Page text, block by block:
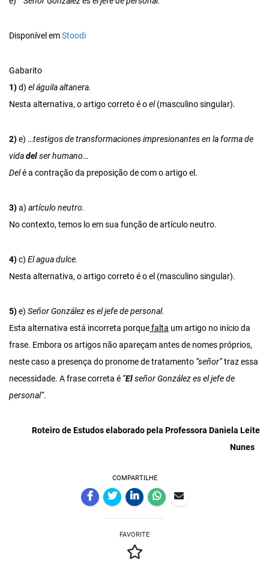
Disponível emStoodi
Gabarito
1)d) el águila altanera.
Nesta alternativa, o artigo correto é oel(masculino singular).
2)e) …testigos de transformaciones impresionantes en la forma de
vidadelser humano…
Delé a contração da preposição de com o artigo el.
3)a) artículo neutro.
No contexto, temos lo em sua função de artículo neutro.
4)c) El agua dulce.
Nesta alternativa, o artigo correto é o el (masculino singular).
5)e) Señor González es el jefe de personal.
Esta alternativa está incorreta porquefalta um artigo no início da
frase. Embora os artigos não apareçam antes de nomes próprios,
neste caso a presença do pronome de tratamento “señor”traz essa
necessidade. A frase correta é “Elseñor González es el jefe de
personal”.
Roteiro de Estudos elaborado pela Professora Daniela Leite
Nunes
COMPARTILHE
FAVORITE